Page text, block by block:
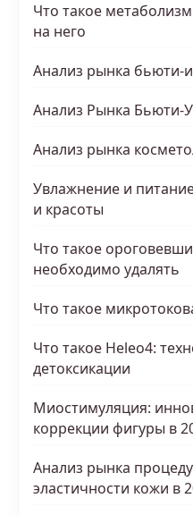
Что такое
на него
Анализ рынка бьюти-
Анализ Рынка Бьюти-
Анализ рынка
Увлажнение и
и красоты
Что такое
необходимо удалять
Что такое
Что такое Heleo4:
детоксикации
Миостимуляция:
коррекции фигуры в
Анализ рынка
эластичности кожи в